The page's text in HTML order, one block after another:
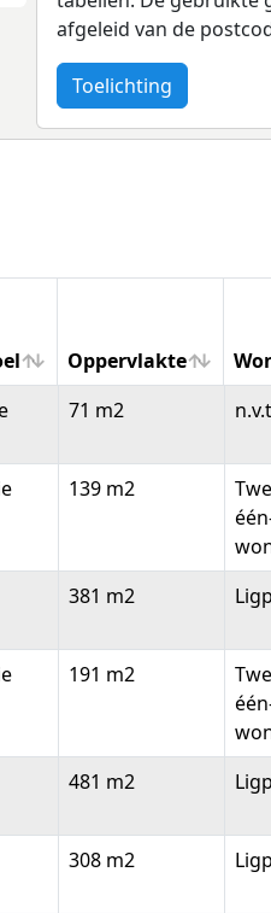
afgeleid van de
Toelichting
Oppervlakte
Oppervlakte
71 m2
139 m2
381 m2
191 m2
481 m2
308 m2